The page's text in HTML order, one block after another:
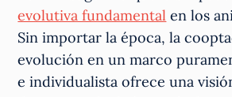
evolutiva fundamental en los
Sin importar la época, la
evolución en un marco
e individualista ofrece una